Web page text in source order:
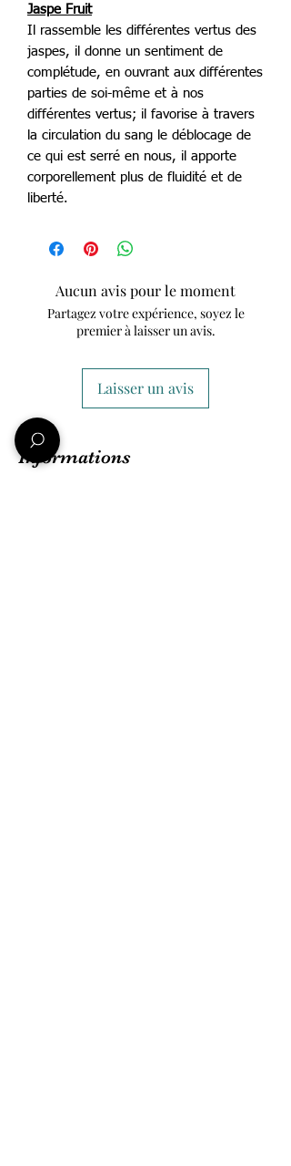
Jaspe Fruit
Il rassemble les différentes vertus des
jaspes, il donne un sentiment de
complétude, en ouvrant aux différentes
parties de soi-même et à nos
différentes vertus; il favorise à travers
la circulation du sang le déblocage de
ce qui est serré en nous, il apporte
corporellement plus de fluidité et de
liberté.
Aucun avis pour le moment
Partagez votre expérience, soyez le
premier à laisser un avis.
Laisser un avis
Informations